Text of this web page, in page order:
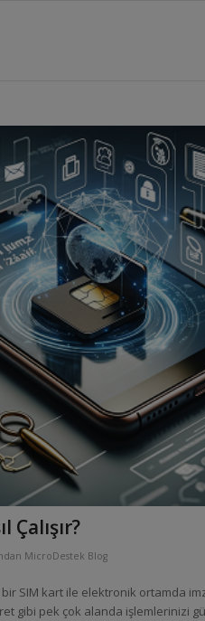
MicroDestek Blog
SIM kart ile elektronik ortamda
gibi pek çok alanda işlemlerinizi